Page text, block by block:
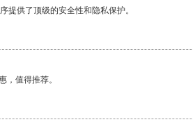
提供了顶级的安全性和隐私保护。
，值得推荐。